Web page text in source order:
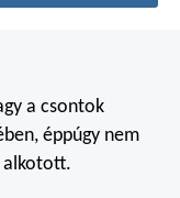
a csontok
éppúgy nem
alkotott.